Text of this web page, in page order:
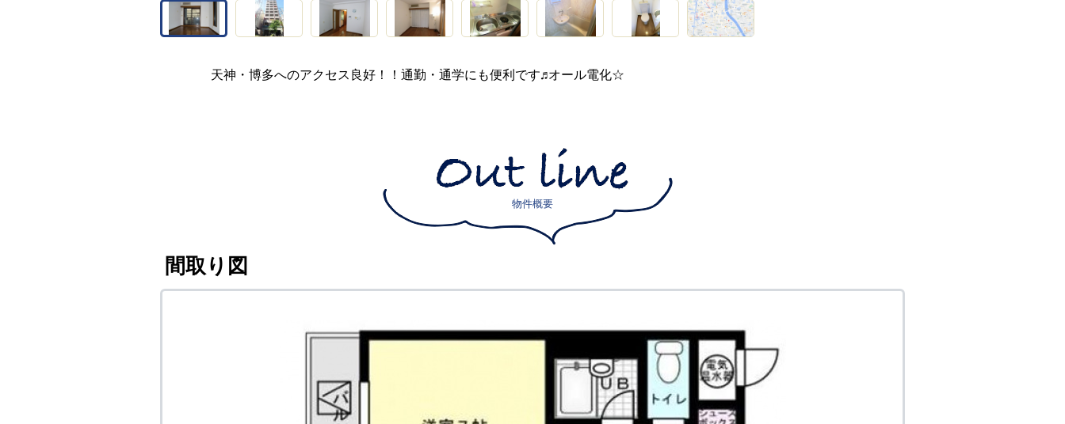
天神・博多へのアクセス良好！！通勤・通学にも便利です♬オール電化☆
物件概要
間取り図